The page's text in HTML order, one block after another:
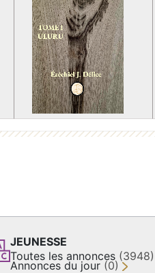
JEUNESSE
Toutes les annonces (3948)
Annonces du jour (0)